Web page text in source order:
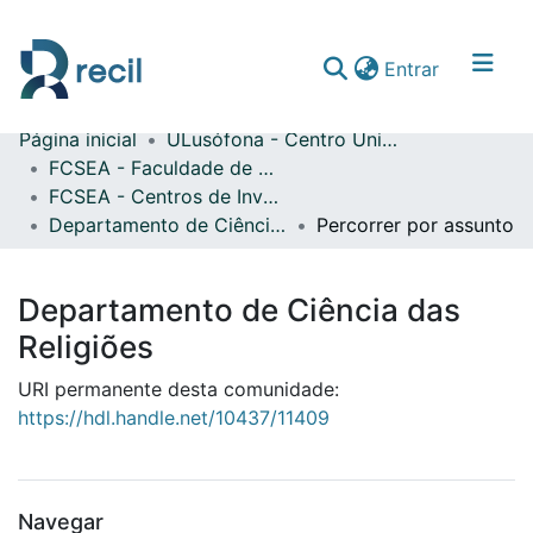
Entrar(current)
Comunidades & Coleções
Percorrer repositório
Página inicial
ULusófona - Centro Universitário de Lisboa
FCSEA - Faculdade de Ciências Sociais, Educação e Administração
FCSEA - Centros de Investigação
Departamento de Ciência das Religiões
Percorrer por assunto
Departamento de Ciência das
Religiões
URI permanente desta comunidade:
https://hdl.handle.net/10437/11409
Navegar